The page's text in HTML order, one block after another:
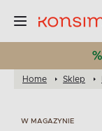
Home Sklep
W MAGAZYNIE